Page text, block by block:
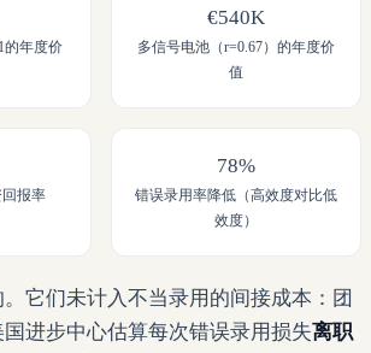
的年度价
€540K
多信号电池（r=0.67）的年度价
值
报率
78%
错误录用率降低（高效度对比低
效度）
它们未计入不当录用的间接成本：团
进步中心估算每次错误录用损失离职